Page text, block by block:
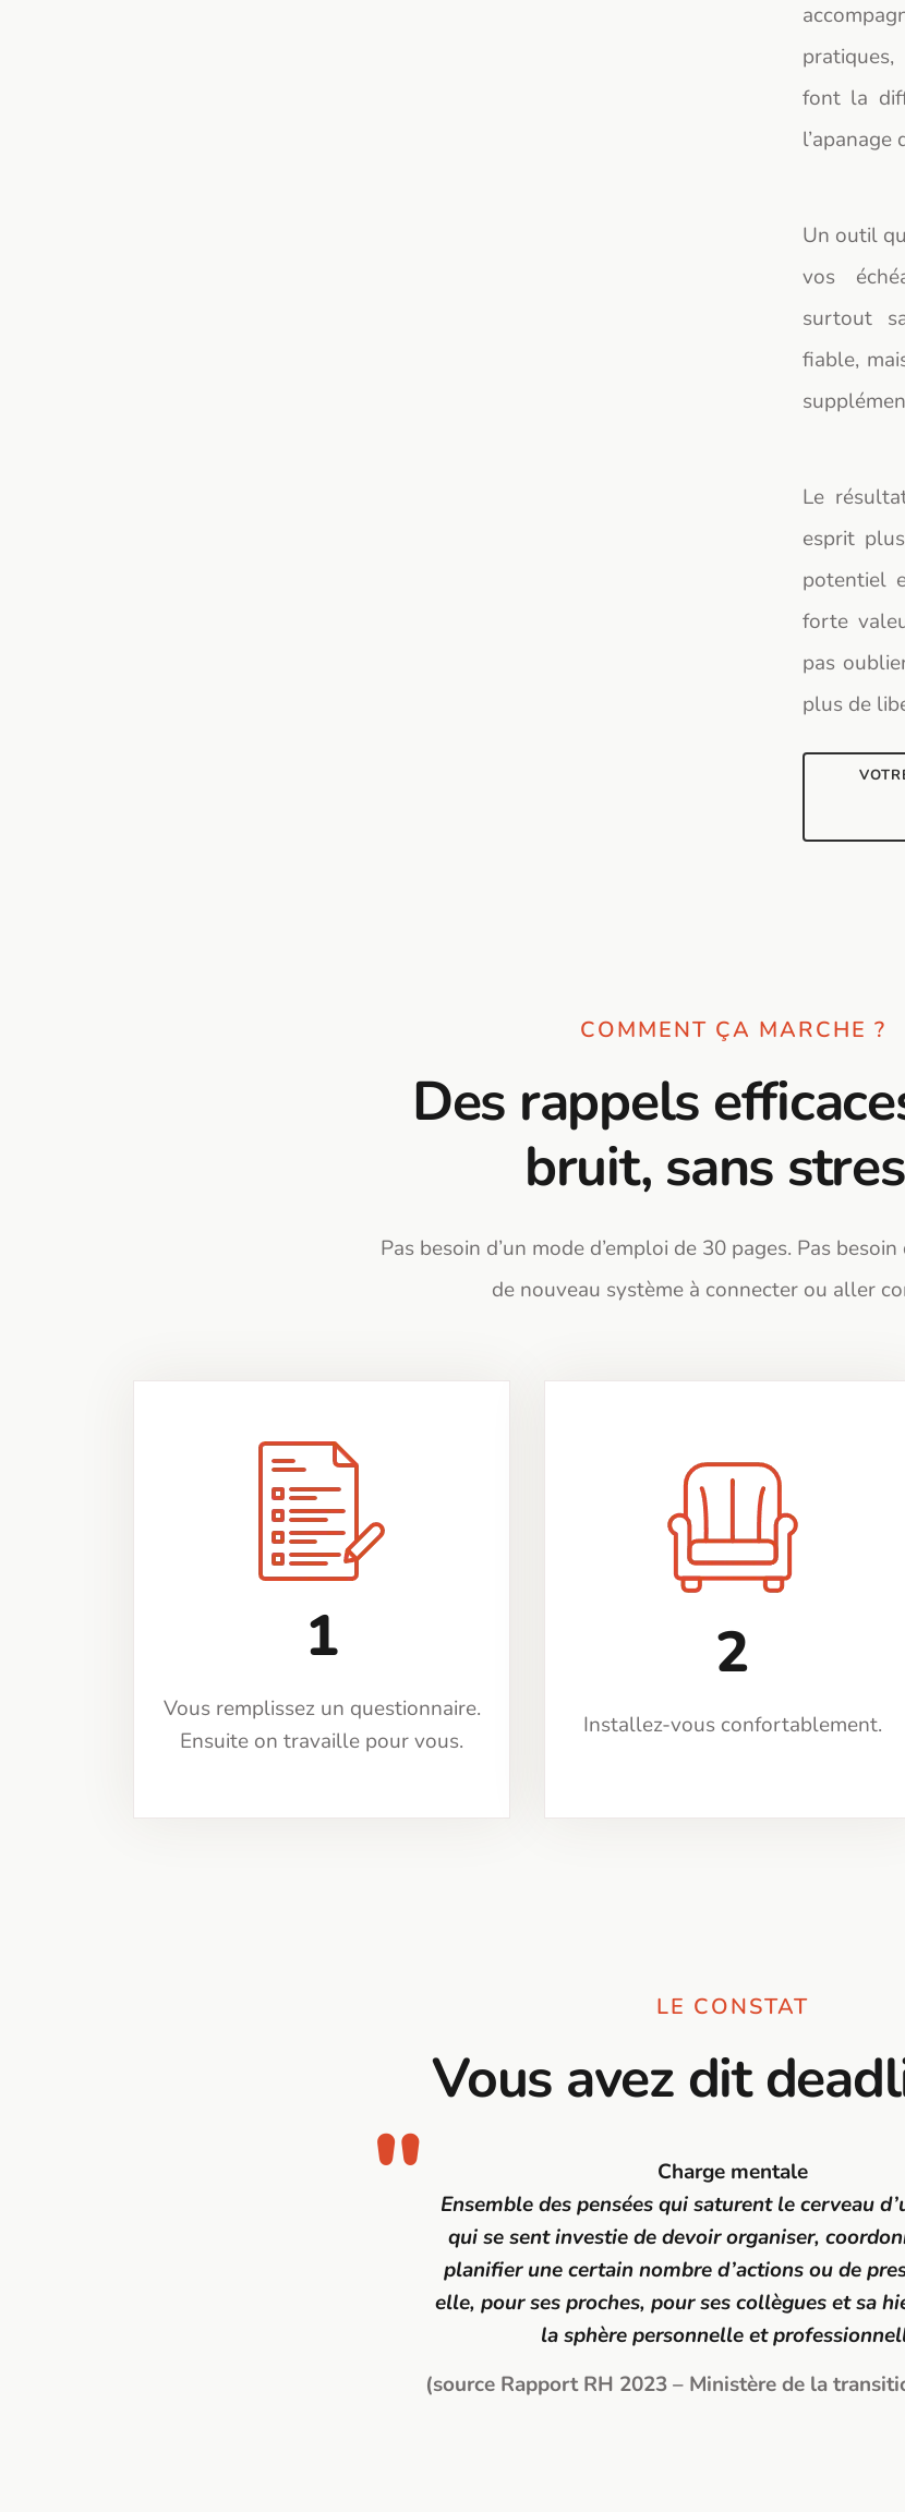
font la
l’apanage
Un outil
vos
surtout
fiable,
Le
esprit
potentiel
forte
pas
plus de
COMMENT ÇA MARCHE ?
Des rappels
bruit, sans
Pas besoin d’un mode d’emploi de 30 pages. Pas
de nouveau système à connecter ou aller
1
Vous remplissez un questionnaire.
Ensuite on travaille pour vous.
2
Installez-vous confortablement.
LE CONSTAT
Vous avez dit
Charge mentale
Ensemble des pensées qui saturent le cerveau
qui se sent investie de devoir organiser,
planifier une certain nombre d’actions ou de
elle, pour ses proches, pour ses collègues et sa
la sphère personnelle et
(source Rapport RH 2023 – Ministère de la